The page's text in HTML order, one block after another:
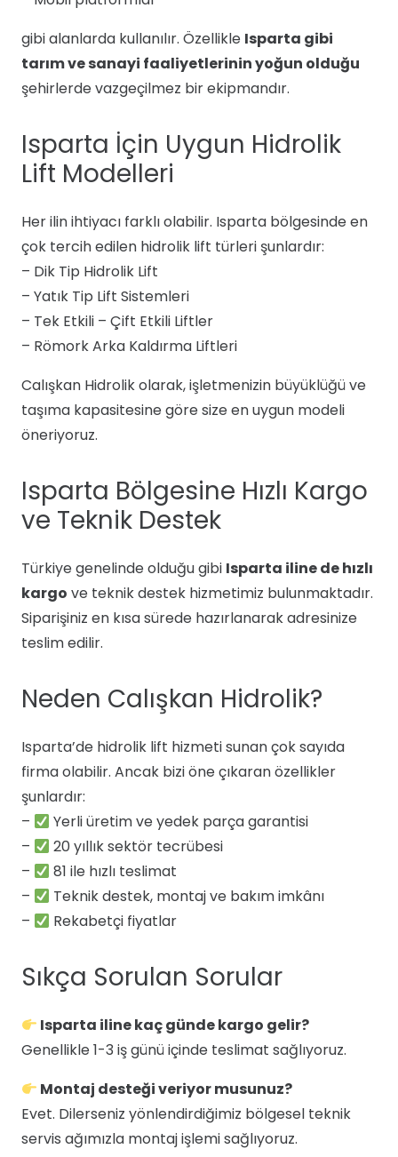
gibi alanlarda kullanılır. Özellikle Isparta gibi
tarım ve sanayi faaliyetlerinin yoğun olduğu
şehirlerde vazgeçilmez bir ekipmandır.
Isparta İçin Uygun Hidrolik
Lift Modelleri
Her ilin ihtiyacı farklı olabilir. Isparta bölgesinde en
çok tercih edilen hidrolik lift türleri şunlardır:
– Dik Tip Hidrolik Lift
– Yatık Tip Lift Sistemleri
– Tek Etkili – Çift Etkili Liftler
– Römork Arka Kaldırma Liftleri
Calışkan Hidrolik olarak, işletmenizin büyüklüğü ve
taşıma kapasitesine göre size en uygun modeli
öneriyoruz.
Isparta Bölgesine Hızlı Kargo
ve Teknik Destek
Türkiye genelinde olduğu gibi Isparta iline de hızlı
kargo ve teknik destek hizmetimiz bulunmaktadır.
Siparişiniz en kısa sürede hazırlanarak adresinize
teslim edilir.
Neden Calışkan Hidrolik?
Isparta’de hidrolik lift hizmeti sunan çok sayıda
firma olabilir. Ancak bizi öne çıkaran özellikler
şunlardır:
–
Yerli üretim ve yedek parça garantisi
–
20 yıllık sektör tecrübesi
–
81 ile hızlı teslimat
–
Teknik destek, montaj ve bakım imkânı
–
Rekabetçi fiyatlar
Sıkça Sorulan Sorular
Isparta iline kaç günde kargo gelir?
Genellikle 1-3 iş günü içinde teslimat sağlıyoruz.
Montaj desteği veriyor musunuz?
Evet. Dilerseniz yönlendirdiğimiz bölgesel teknik
servis ağımızla montaj işlemi sağlıyoruz.